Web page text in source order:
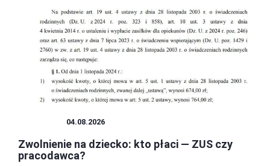
04.08.2026
Zwolnienie na dziecko: kto płaci — ZUS czy
pracodawca?